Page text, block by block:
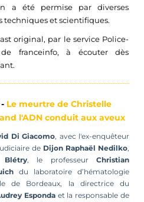
a été permise par diverses
techniques et scientifiques.
original, par le service Police-
de franceinfo, à écouterdès
Le meurtre de Christelle
l'ADN conduit aux aveux
Di Giacomo, avec l'ex-enquêteur
de Dijon Raphaël Nedilko,
Blétry, le professeur Christian
du laboratoire d’hématologie
de Bordeaux, la directrice du
Esponda et la responsable de